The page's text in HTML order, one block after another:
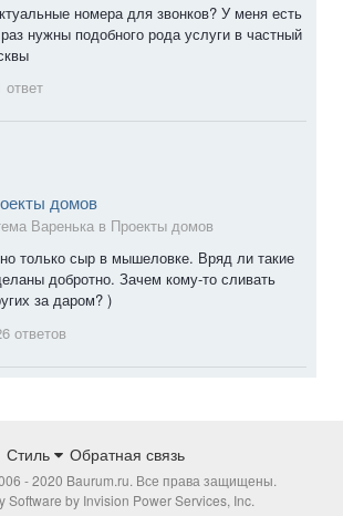
номера для звонков? У меня есть
нужны подобного рода услуги в частный
ответ
домов
Варенька в Проекты домов
только сыр в мышеловке. Вряд ли такие
добротно. Зачем кому-то сливать
за даром? )
ответов
Стиль Обратная связь
- 2020 Baurum.ru. Все права защищены.
Software by Invision Power Services, Inc.